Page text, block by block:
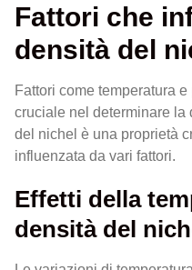
Fattori che
densità del
Fattori come temperatura
cruciale nel determinare la
del nichel è una proprietà
influenzata da vari fattori.
Effetti della
densità del